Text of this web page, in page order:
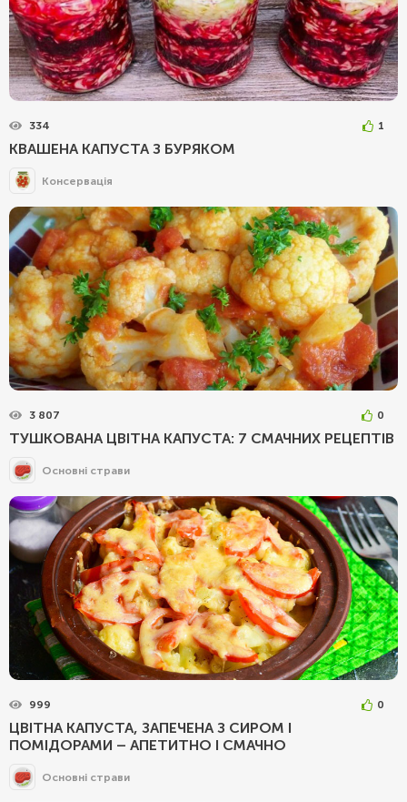
334 1
КВАШЕНА КАПУСТА З БУРЯКОМ
Консервація
3 807 0
ТУШКОВАНА ЦВІТНА КАПУСТА: 7 СМАЧНИХ РЕЦЕПТІВ
Основні страви
999 0
ЦВІТНА КАПУСТА, ЗАПЕЧЕНА З СИРОМ І
ПОМІДОРАМИ – АПЕТИТНО І СМАЧНО
Основні страви